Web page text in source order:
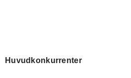
Huvudkonkurrenter